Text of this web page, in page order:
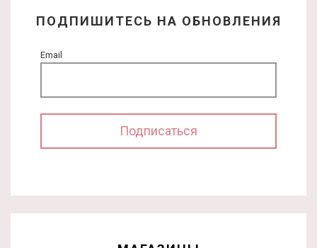
ПОДПИШИТЕСЬ НА ОБНОВЛЕНИЯ
Email